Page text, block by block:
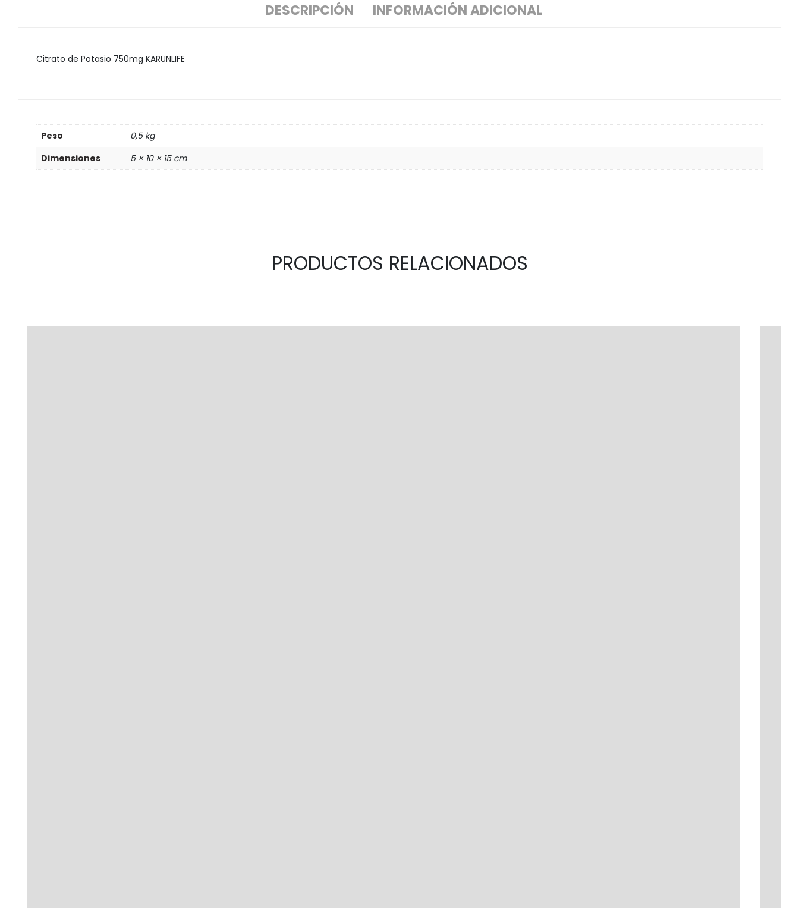
DESCRIPCIÓN INFORMACIÓN ADICIONAL
Citrato de Potasio 750mg KARUNLIFE
Peso
0,5 kg
Dimensiones
5 × 10 × 15 cm
PRODUCTOS RELACIONADOS